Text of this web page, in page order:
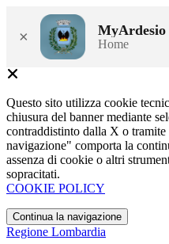
× MyArdesio
Home
Questo sito utilizza cookie
chiusura del banner mediante
contraddistinto dalla X o
navigazione" comporta la
assenza di cookie o altri
sopracitati.
COOKIE POLICY
Continua la navigazione
Regione Lombardia